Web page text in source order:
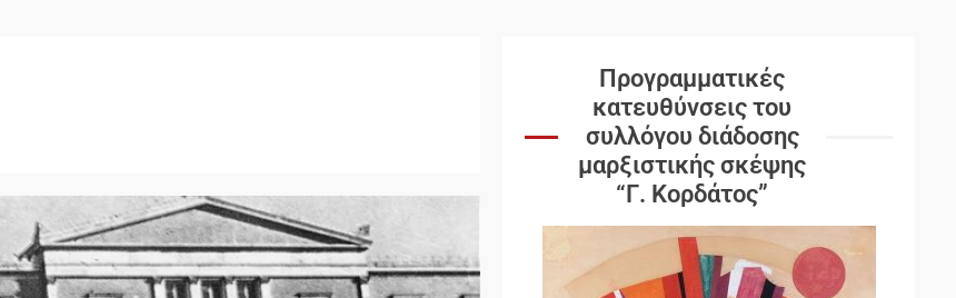
Προγραμματικές
κατευθύνσεις του
συλλόγου διάδοσης
μαρξιστικής σκέψης
“Γ. Κορδάτος”